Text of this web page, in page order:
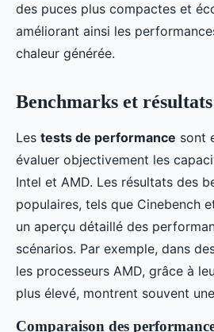
des puces plus compactes et
améliorant ainsi les
chaleur générée.
Benchmarks et résultats
Les tests de performance sont
évaluer objectivement les
Intel et AMD. Les résultats des
populaires, tels que Cinebench
un aperçu détaillé des
scénarios. Par exemple, dans
les processeurs AMD, grâce à
plus élevé, montrent souvent
Comparaison des